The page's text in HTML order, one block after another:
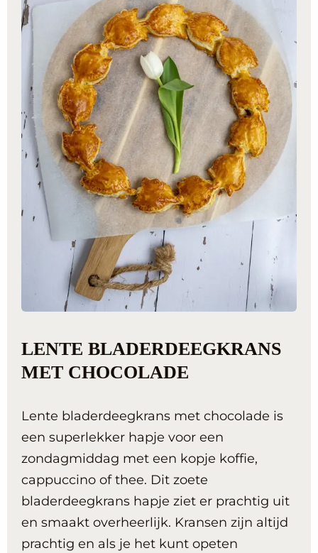
LENTE BLADERDEEGKRANS
MET CHOCOLADE
Lente bladerdeegkrans met chocolade is
een superlekker hapje voor een
zondagmiddag met een kopje koffie,
cappuccino of thee. Dit zoete
bladerdeegkrans hapje ziet er prachtig uit
en smaakt overheerlijk. Kransen zijn altijd
prachtig en als je het kunt opeten